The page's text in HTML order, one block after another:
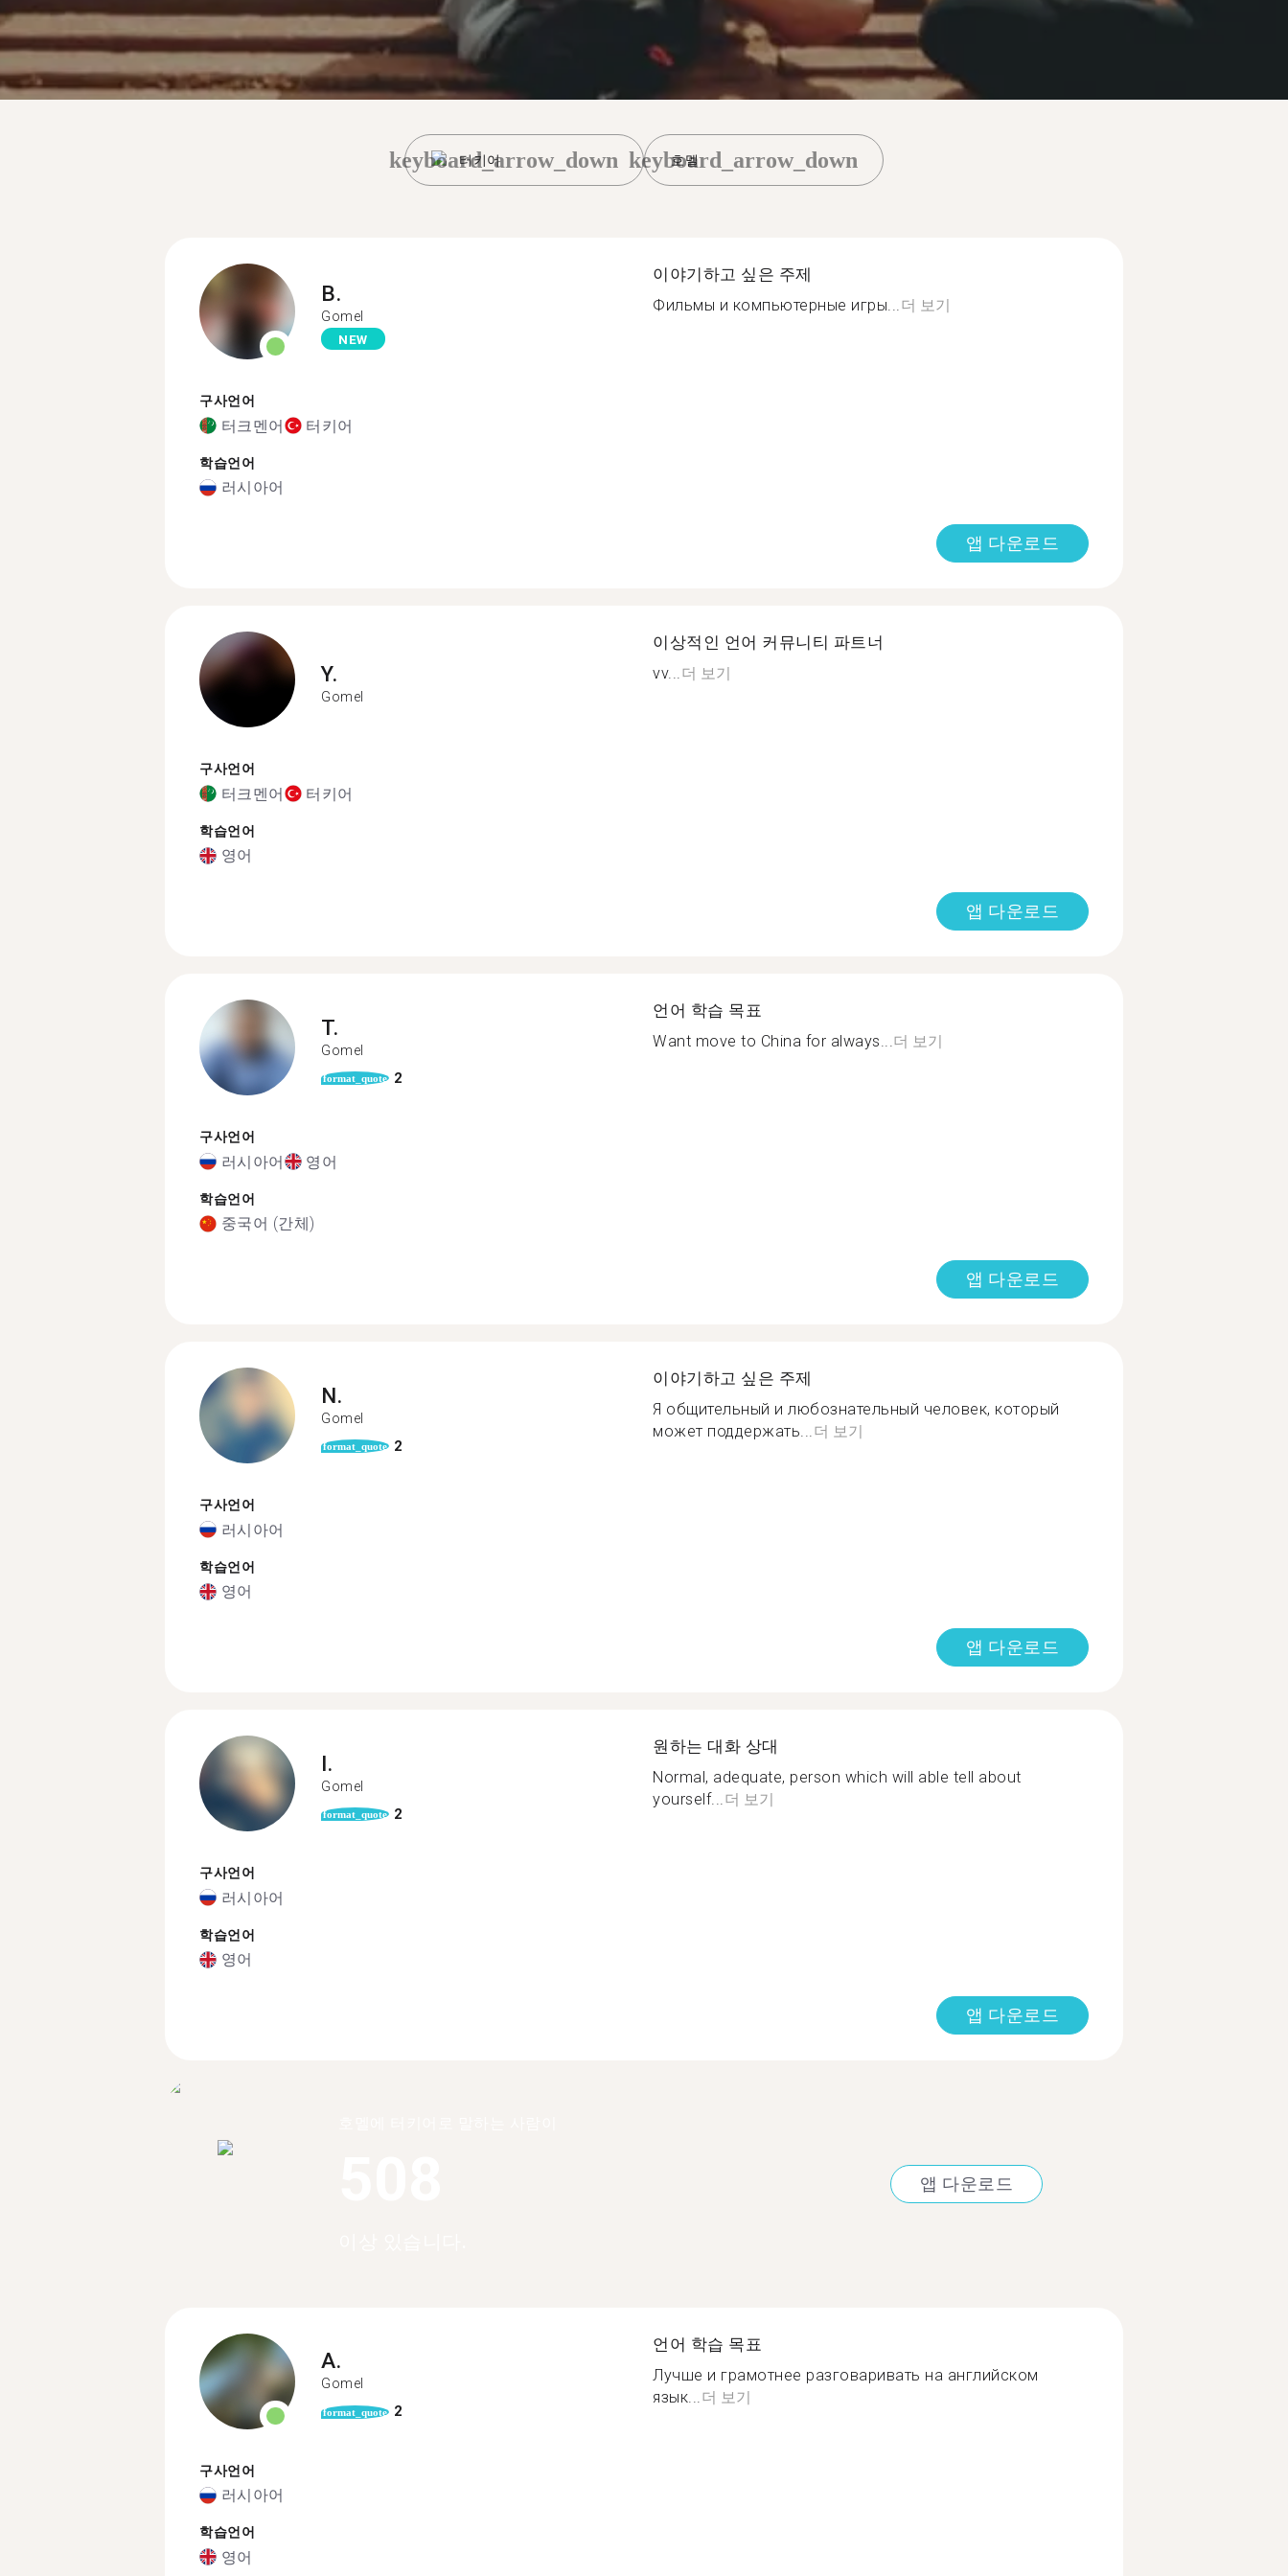
터키어
keyboard_arrow_down 호멜
keyboard_arrow_down
B.
Gomel
NEW
구사언어
터크멘어 터키어
학습언어
러시아어
이야기하고 싶은 주제
Фильмы и компьютерные игры...더 보기
앱 다운로드
Y.
Gomel
구사언어
터크멘어 터키어
학습언어
영어
이상적인 언어 커뮤니티 파트너
vv...더 보기
앱 다운로드
T.
Gomel
format_quote 2
구사언어
러시아어 영어
학습언어
중국어 (간체)
언어 학습 목표
Want move to China for always...더 보기
앱 다운로드
N.
Gomel
format_quote 2
구사언어
러시아어
학습언어
영어
이야기하고 싶은 주제
Я общительный и любознательный человек, который
может поддержать...더 보기
앱 다운로드
I.
Gomel
format_quote 2
구사언어
러시아어
학습언어
영어
원하는 대화 상대
Normal, adequate, person which will able tell about
yourself...더 보기
앱 다운로드
앱 다운로드
A.
Gomel
format_quote 2
구사언어
러시아어
학습언어
영어
언어 학습 목표
Лучше и грамотнее разговаривать на английском
язык... 더 보기